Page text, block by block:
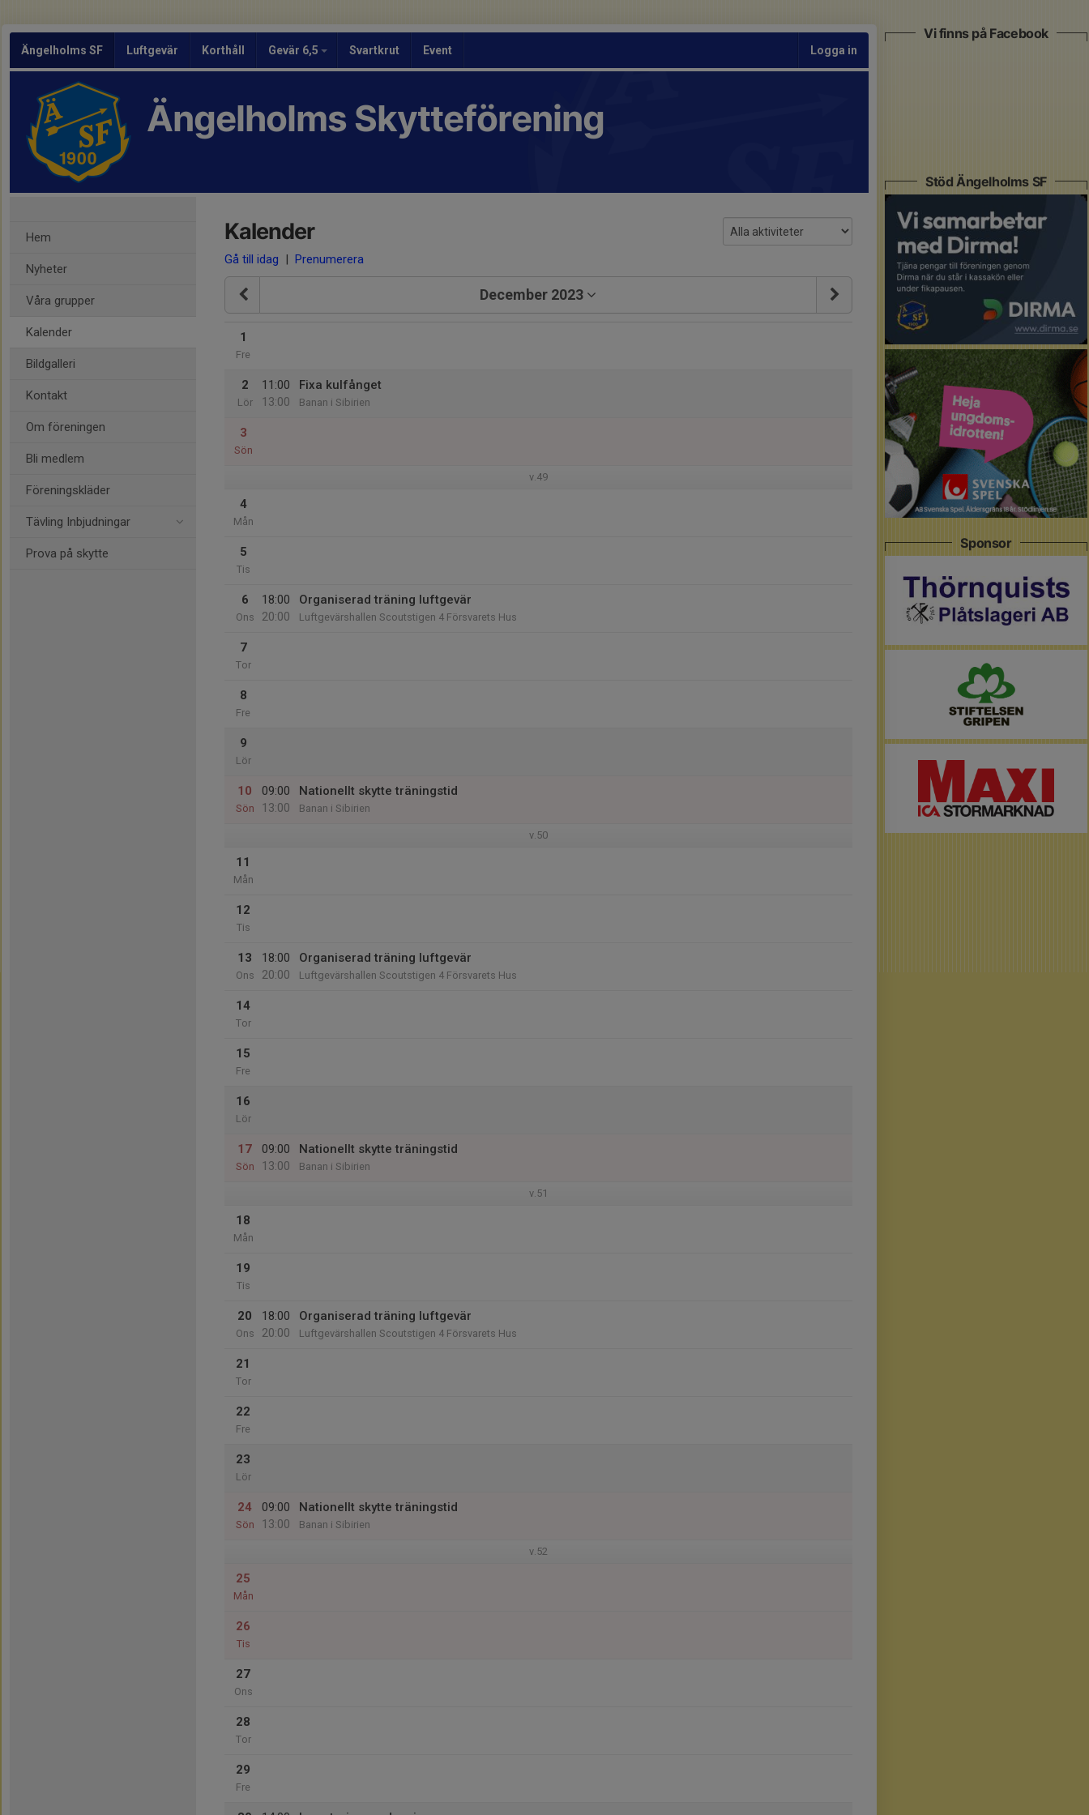
Ängelholms SF Luftgevär Korthåll Gevär 6,5 Svartkrut Event Logga in
Ängelholms Skytteförening
Hem
Nyheter
Våra grupper
Kalender
Bildgalleri
Kontakt
Om föreningen
Bli medlem
Föreningskläder
Tävling Inbjudningar
Prova på skytte
Kalender
Gå till idag | Prenumerera
December 2023
1
Fre
2
Lör
11:00
13:00
Fixa kulfånget
Banan i Sibirien
3
Sön
v.49
4
Mån
5
Tis
6
Ons
18:00
20:00
Organiserad träning luftgevär
Luftgevärshallen Scoutstigen 4 Försvarets Hus
7
Tor
8
Fre
9
Lör
10
Sön
09:00
13:00
Nationellt skytte träningstid
Banan i Sibirien
v.50
11
Mån
12
Tis
13
Ons
18:00
20:00
Organiserad träning luftgevär
Luftgevärshallen Scoutstigen 4 Försvarets Hus
14
Tor
15
Fre
16
Lör
17
Sön
09:00
13:00
Nationellt skytte träningstid
Banan i Sibirien
v.51
18
Mån
19
Tis
20
Ons
18:00
20:00
Organiserad träning luftgevär
Luftgevärshallen Scoutstigen 4 Försvarets Hus
21
Tor
22
Fre
23
Lör
24
Sön
09:00
13:00
Nationellt skytte träningstid
Banan i Sibirien
v.52
25
Mån
26
Tis
27
Ons
28
Tor
29
Fre
Vi finns på Facebook
Stöd Ängelholms SF
Sponsor